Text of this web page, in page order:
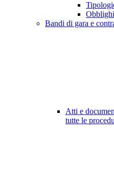
Bandi di gara e
Atti e
tutte le